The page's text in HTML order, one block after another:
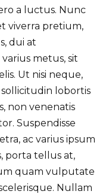
a luctus. Nunc
viverra pretium,
dui at
metus, sit
Ut nisi neque,
lobortis
non venenatis
Suspendisse
ac varius ipsum
porta tellus at,
quam vulputate
Nullam